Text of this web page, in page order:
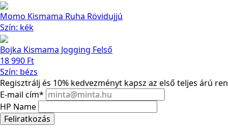
Momo Kismama Ruha Rövidujjú
Szín: kék
Bojka Kismama Jogging Felső
18 990 Ft
Szín: bézs
Regisztrálj és 10% kedvezményt kapsz az első teljes árú
E-mail cím*
HP Name
Feliratkozás